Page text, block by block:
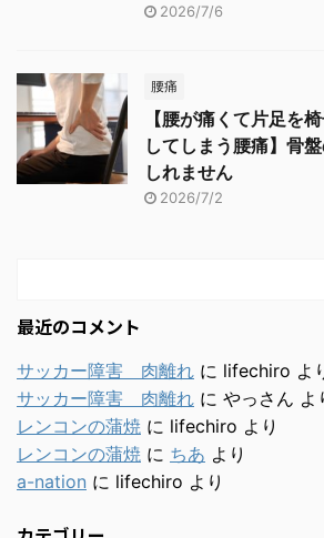
2026/7/6
腰痛
【腰が痛くて片足を
してしまう腰痛】骨
しれません
2026/7/2
最近のコメント
サッカー障害 肉離れ に lifechiro よ
サッカー障害 肉離れ に やっさん よ
レンコンの蒲焼 に lifechiro より
レンコンの蒲焼 に ちあ より
a-nation に lifechiro より